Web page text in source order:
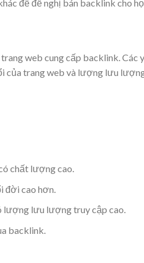
để đề nghị bán backlink cho
web cung cấp backlink. Các
của trang web và lượng lưu
chất lượng cao.
đời cao hơn.
lượng lưu lượng truy cập cao.
backlink.